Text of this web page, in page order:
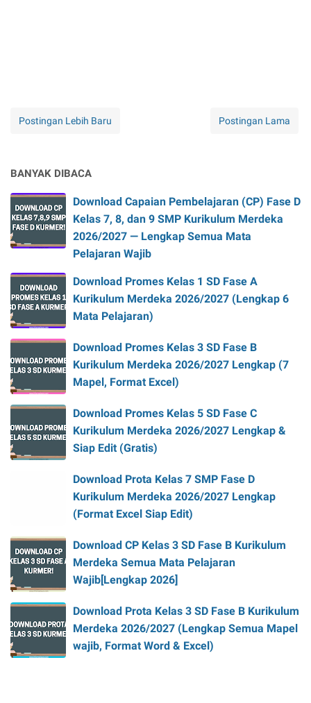
Postingan Lebih Baru Postingan Lama
BANYAK DIBACA
Download Capaian Pembelajaran (CP) Fase D
Kelas 7, 8, dan 9 SMP Kurikulum Merdeka
2026/2027 — Lengkap Semua Mata
Pelajaran Wajib
Download Promes Kelas 1 SD Fase A
Kurikulum Merdeka 2026/2027 (Lengkap 6
Mata Pelajaran)
Download Promes Kelas 3 SD Fase B
Kurikulum Merdeka 2026/2027 Lengkap (7
Mapel, Format Excel)
Download Promes Kelas 5 SD Fase C
Kurikulum Merdeka 2026/2027 Lengkap &
Siap Edit (Gratis)
Download Prota Kelas 7 SMP Fase D
Kurikulum Merdeka 2026/2027 Lengkap
(Format Excel Siap Edit)
Download CP Kelas 3 SD Fase B Kurikulum
Merdeka Semua Mata Pelajaran
Wajib[Lengkap 2026]
Download Prota Kelas 3 SD Fase B Kurikulum
Merdeka 2026/2027 (Lengkap Semua Mapel
wajib, Format Word & Excel)